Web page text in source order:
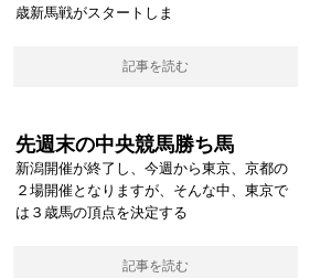
歳新馬戦がスタートしま
記事を読む
先週末の中央競馬勝ち馬
新潟開催が終了し、今週から東京、京都の
２場開催となりますが、そんな中、東京で
は３歳馬の頂点を決定する
記事を読む